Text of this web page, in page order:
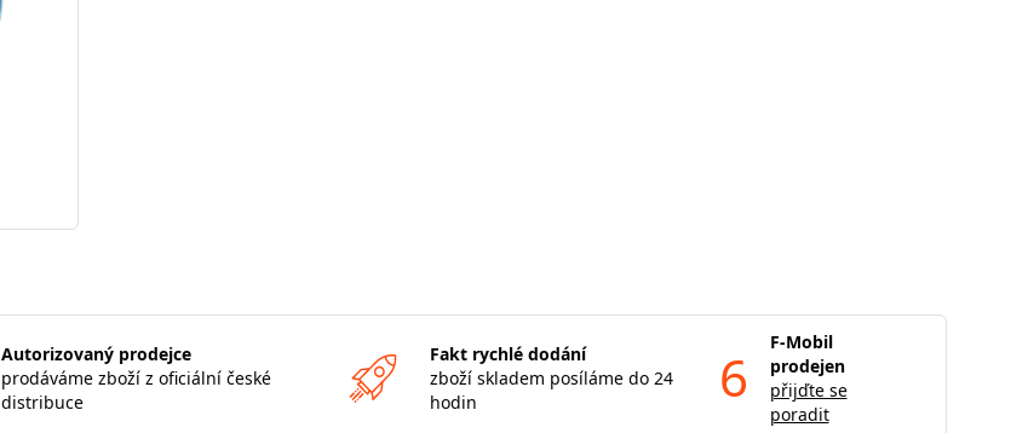
Autorizovaný prodejce
prodáváme zboží z oficiální české
distribuce
Fakt rychlé dodání
zboží skladem posíláme do 24
hodin
6
F-Mobil
prodejen
přijďte se
poradit